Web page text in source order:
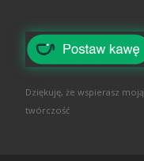
Dziękuję, że wspierasz moją
twórczość